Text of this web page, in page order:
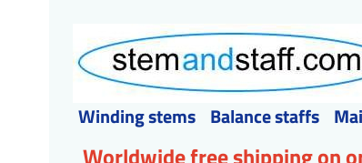
Winding stems Balance staffs